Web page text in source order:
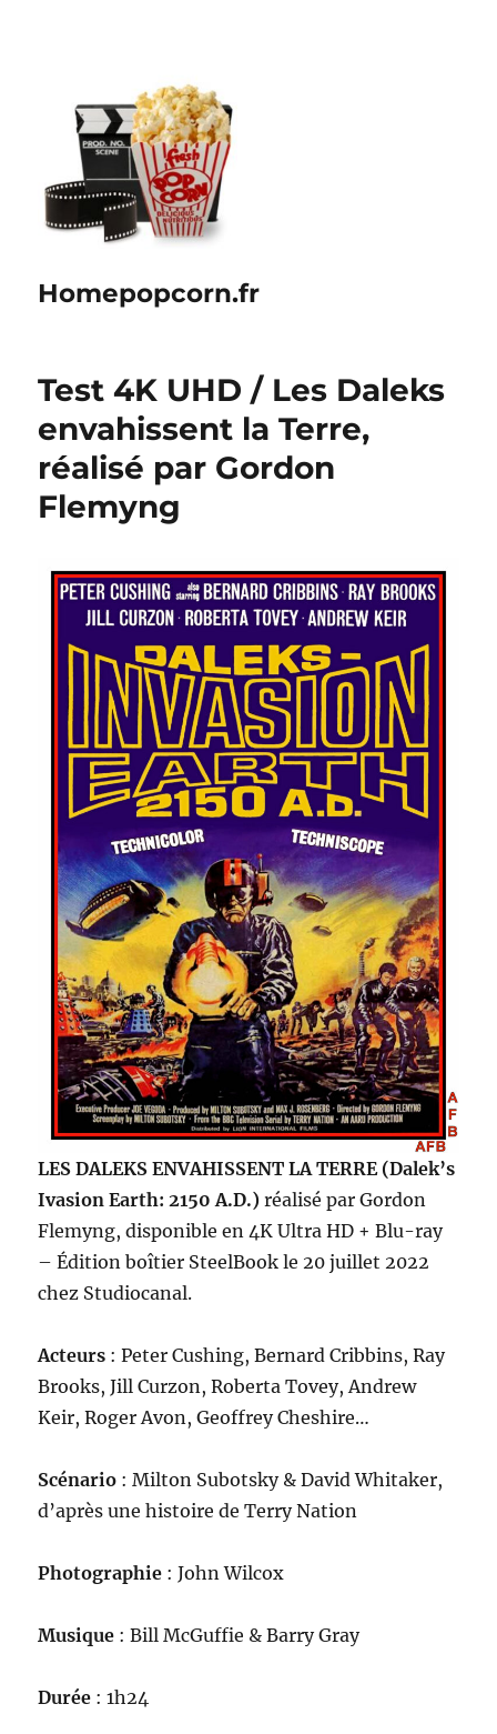
Homepopcorn.fr
Test 4K UHD / Les Daleks
envahissent la Terre,
réalisé par Gordon
Flemyng
LES DALEKS ENVAHISSENT LA TERRE (Dalek’s
Ivasion Earth: 2150 A.D.)réalisé par Gordon
Flemyng, disponible en 4K Ultra HD + Blu-ray
– Édition boîtier SteelBook le 20 juillet 2022
chez Studiocanal.
Acteurs : Peter Cushing, Bernard Cribbins, Ray
Brooks, Jill Curzon, Roberta Tovey, Andrew
Keir, Roger Avon, Geoffrey Cheshire…
Scénario : Milton Subotsky & David Whitaker,
d’après une histoire de Terry Nation
Photographie : John Wilcox
Musique : Bill McGuffie & Barry Gray
Durée : 1h24